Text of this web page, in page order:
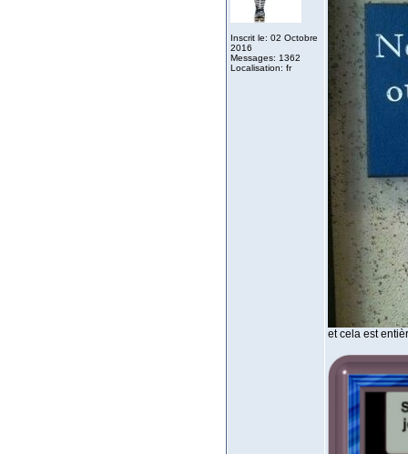
Inscrit le: 02 Octobre
2016
Messages: 1362
Localisation: fr
et cela est